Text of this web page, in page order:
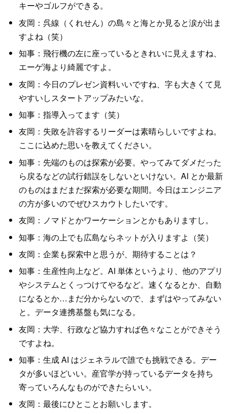
キーやゴルフができる。
友岡：呉線（くれせん）の島々と海とか見ると涙が出ま
すよね（笑）
知事：飛行機の左に座っているときれいに見えますね、
エーゲ海より綺麗ですよ。
友岡：今日のプレゼン資料いいですね、字も大きくて見
やすいしスタートアップみたいな。
知事：指導入ってます（笑）
友岡：失敗を許容するリーダーは素晴らしいですよね。
ここに込めた思いを教えてください。
知事：先端のものは探索が必要。やってみてダメだった
ら戻るなどの試行錯誤をしないといけない。AI とか最新
のものはまだまだ探索が必要な期間。今日はエンジニア
の方が多いのでぜひスカウトしたいです。
友岡：ノマドとかワーケーションとかもありますし。
知事：海の上でも広島ならネットが入りますよ（笑）
友岡：企業も探索中と思うが、期待することは？
知事：生産性向上など。AI 単体というより、他のアプリ
やシステムとくっつけてやるなど。速くなるとか、自動
になるとか…まだ分からないので、まずはやってみない
と。データ連携基盤も気になる。
友岡：大学、行政など協力すれば色々なことができそう
ですよね。
知事：生成 AI はジェネラルで誰でも挑戦できる。デー
タが多いほどいい。産官学が持っているデータを持ち
寄っていろんなものができたらいい。
友岡：最後にひとことお願いします。